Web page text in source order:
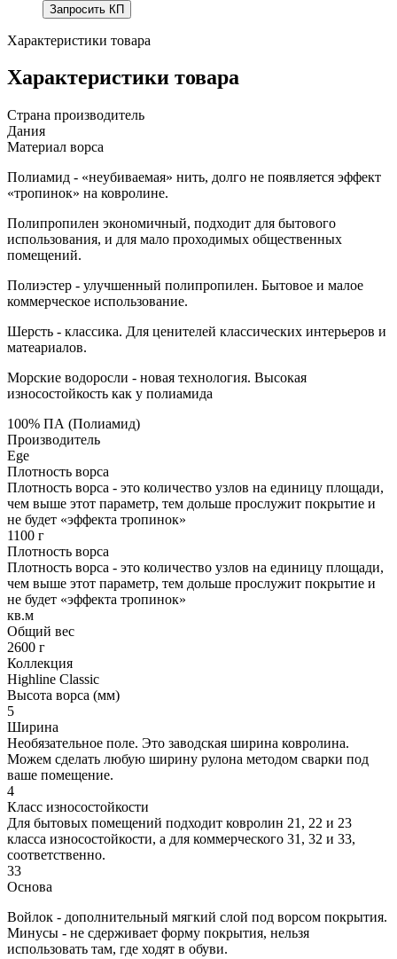
Запросить КП
Характеристики товара
Характеристики товара
Страна производитель
Дания
Материал ворса
Полиамид - «неубиваемая» нить, долго не появляется эффект
«тропинок» на ковролине.
Полипропилен экономичный, подходит для бытового
использования, и для мало проходимых общественных
помещений.
Полиэстер - улучшенный полипропилен. Бытовое и малое
коммерческое использование.
Шерсть - классика. Для ценителей классических интерьеров и
матеариалов.
Морские водоросли - новая технология. Высокая
износостойкость как у полиамида
100% ПА (Полиамид)
Производитель
Ege
Плотность ворса
Плотность ворса - это количество узлов на единицу площади,
чем выше этот параметр, тем дольше прослужит покрытие и
не будет «эффекта тропинок»
1100 г
Плотность ворса
Плотность ворса - это количество узлов на единицу площади,
чем выше этот параметр, тем дольше прослужит покрытие и
не будет «эффекта тропинок»
кв.м
Общий вес
2600 г
Коллекция
Highline Classic
Высота ворса (мм)
5
Ширина
Необязательное поле. Это заводская ширина ковролина.
Можем сделать любую ширину рулона методом сварки под
ваше помещение.
4
Класс износостойкости
Для бытовых помещений подходит ковролин 21, 22 и 23
класса износостойкости, а для коммерческого 31, 32 и 33,
соответственно.
33
Основа
Войлок - дополнительный мягкий слой под ворсом покрытия.
Минусы - не сдерживает форму покрытия, нельзя
использовать там, где ходят в обуви.